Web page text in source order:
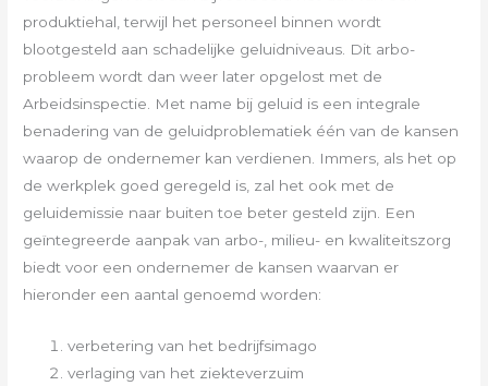
produktiehal, terwijl het personeel binnen wordt
blootgesteld aan schadelijke geluidniveaus. Dit arbo-
probleem wordt dan weer later opgelost met de
Arbeidsinspectie. Met name bij geluid is een integrale
benadering van de geluidproblematiek één van de kansen
waarop de ondernemer kan verdienen. Immers, als het op
de werkplek goed geregeld is, zal het ook met de
geluidemissie naar buiten toe beter gesteld zijn. Een
geïntegreerde aanpak van arbo-, milieu- en kwaliteitszorg
biedt voor een ondernemer de kansen waarvan er
hieronder een aantal genoemd worden:
verbetering van het bedrijfsimago
verlaging van het ziekteverzuim